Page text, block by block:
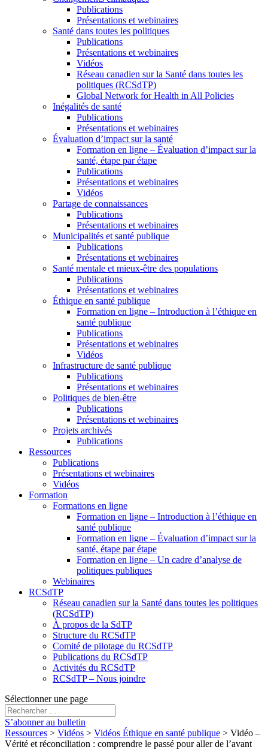
Publications
Présentations et webinaires
Santé dans toutes les politiques
Publications
Présentations et webinaires
Vidéos
Réseau canadien sur la Santé dans toutes les
politiques (RCSdTP)
Global Network for Health in All Policies
Inégalités de santé
Publications
Présentations et webinaires
Évaluation d’impact sur la santé
Formation en ligne – Évaluation d’impact sur la
santé, étape par étape
Publications
Présentations et webinaires
Vidéos
Partage de connaissances
Publications
Présentations et webinaires
Municipalités et santé publique
Publications
Présentations et webinaires
Santé mentale et mieux-être des populations
Publications
Présentations et webinaires
Éthique en santé publique
Formation en ligne – Introduction à l’éthique en
santé publique
Publications
Présentations et webinaires
Vidéos
Infrastructure de santé publique
Publications
Présentations et webinaires
Politiques de bien-être
Publications
Présentations et webinaires
Projets archivés
Publications
Ressources
Publications
Présentations et webinaires
Vidéos
Formation
Formations en ligne
Formation en ligne – Introduction à l’éthique en
santé publique
Formation en ligne – Évaluation d’impact sur la
santé, étape par étape
Formation en ligne – Un cadre d’analyse de
politiques publiques
Webinaires
RCSdTP
Réseau canadien sur la Santé dans toutes les politiques
(RCSdTP)
À propos de la SdTP
Structure du RCSdTP
Comité de pilotage du RCSdTP
Publications du RCSdTP
Activités du RCSdTP
RCSdTP – Nous joindre
Sélectionner une page
S’abonner au bulletin
Ressources > Vidéos > Vidéos Éthique en santé publique > Vidéo –
Vérité et réconciliation : comprendre le passé pour aller de l’avant